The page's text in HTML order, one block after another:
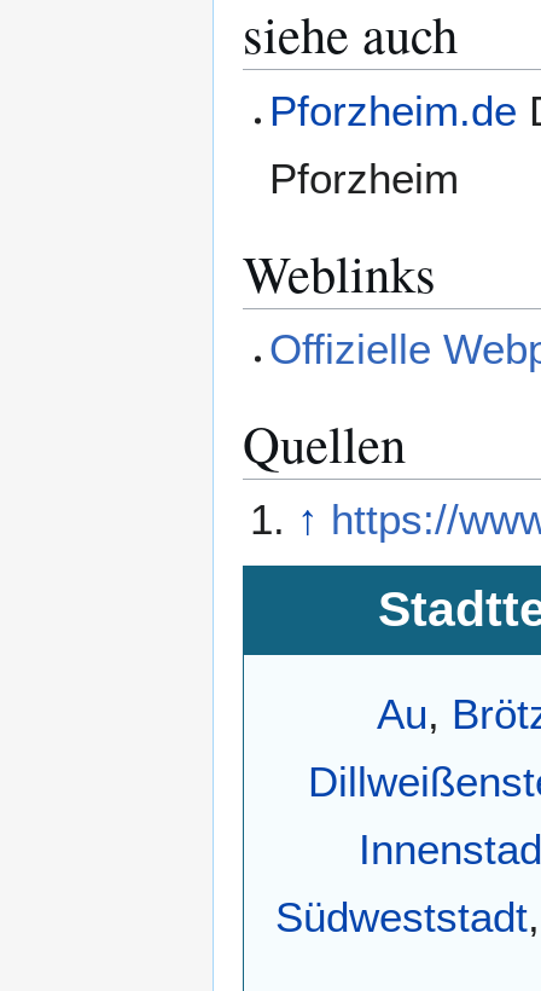
siehe auch
Pforzheim.de
Pforzheim
Weblinks
Offizielle
Quellen
↑ https://
Au,
Südweststadt